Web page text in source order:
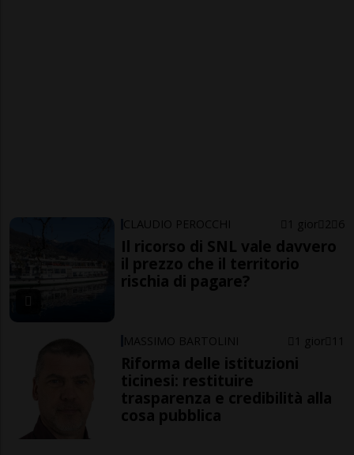
CLAUDIO PEROCCHI 1 gior 2 6
Il ricorso di SNL vale davvero
il prezzo che il territorio
rischia di pagare?
MASSIMO BARTOLINI 1 gior 11
Riforma delle istituzioni
ticinesi: restituire
trasparenza e credibilità alla
cosa pubblica